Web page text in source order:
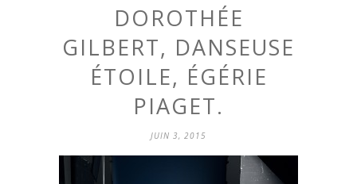
DOROTHÉE
GILBERT, DANSEUSE
ÉTOILE, ÉGÉRIE
PIAGET.
JUIN 3, 2015